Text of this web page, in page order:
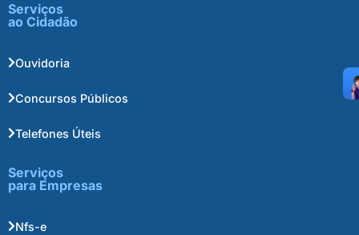
Serviços
ao Cidadão
Ouvidoria
Concursos Públicos
Telefones Úteis
Serviços
para Empresas
Nfs-e